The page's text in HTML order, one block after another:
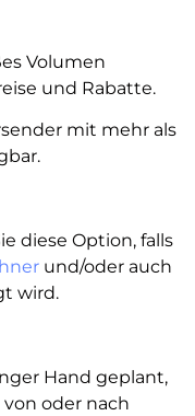
Volumen
und Rabatte.
mit mehr als
diese Option, falls
und/oder auch
wird.
Hand geplant,
von oder nach